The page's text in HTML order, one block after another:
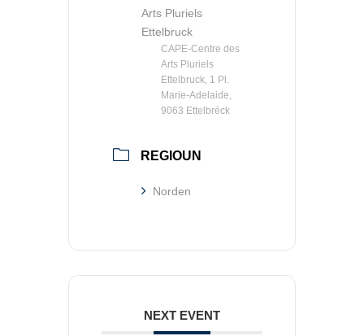
Arts Pluriels
Ettelbruck
CAPE-Centre des
Arts Pluriels
Ettelbruck, 1 Pl.
Marie-Adelaide,
9063 Ettelbréck
REGIOUN
Norden
NEXT EVENT